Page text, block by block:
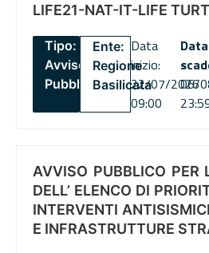
LIFE21-NAT-IT-LIFE
Tipo:
Avviso
Pubblico
Ente:
Regione
Basilicata
Data
inizio:
22/07/2026
09:00
06/
AVVISO PUBBLICO PER
DELL’ ELENCO DI
INTERVENTI
E INFRASTRUTTURE